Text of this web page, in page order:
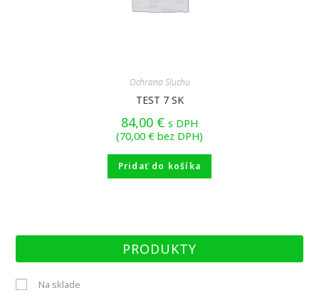
Ochrana Sluchu
TEST 7 SK
84,00 € s DPH
(70,00 € bez DPH)
Pridať do košíka
PRODUKTY
Na sklade